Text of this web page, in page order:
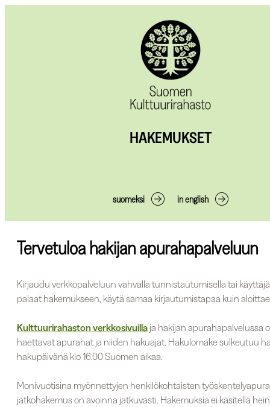
HAKEMUKSET
suomeksi in english
Tervetuloa hakijan apurahapalveluun
Kirjaudu verkkopalveluun vahvalla tunnistautumisella tai
palaat hakemukseen, käytä samaa kirjautumistapaa kuin
Kulttuurirahaston verkkosivuilla ja hakijan apurahapalvelussa
haettavat apurahat ja niiden hakuajat. Hakulomake sulkeutuu
hakupäivänä klo 16.00 Suomen aikaa.
Monivuotisina myönnettyjen henkilökohtaisten
jatkohakemus on avoinna jatkuvasti. Hakemuksia ei käsitellä